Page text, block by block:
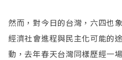
然而，對今日的台灣，六四也
經濟社會進程與民主化可能的
動，去年春天台灣同樣歷經一